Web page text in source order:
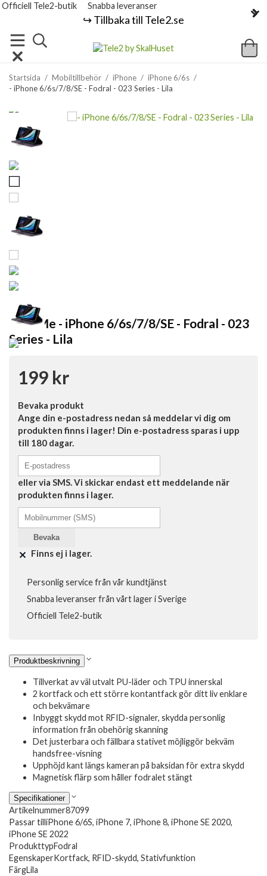
Officiell Tele2-butik Snabba leveranser
↪️ Tillbaka till Tele2.se
Startsida / Mobiltillbehör / iPhone / iPhone 6/6s /
- iPhone 6/6s/7/8/SE - Fodral - 023 Series - Lila
Next
CaseMe - iPhone 6/6s/7/8/SE - Fodral - 023
Series - Lila
199 kr
Bevaka produkt
Ange din e-postadress nedan så meddelar vi dig om
produkten finns i lager! Din e-postadress sparas i upp
till 180 dagar.
eller via SMS. Vi skickar endast ett meddelande när
produkten finns i lager.
Bevaka
Finns ej i lager.
Personlig service från vår kundtjänst
Snabba leveranser från vårt lager i Sverige
Officiell Tele2-butik
Produktbeskrivning
Tillverkat av väl utvalt PU-läder och TPU innerskal
2 kortfack och ett större kontantfack gör ditt liv enklare
och bekvämare
Inbyggt skydd mot RFID-signaler, skydda personlig
information från obehörig skanning
Det justerbara och fällbara stativet möjliggör bekväm
handsfree-visning
Upphöjd kant längs kameran på baksidan för extra skydd
Magnetisk flärp som håller fodralet stängt
Specifikationer
Artikelnummer87099
Passar tilliPhone 6/6S, iPhone 7, iPhone 8, iPhone SE 2020,
iPhone SE 2022
ProdukttypFodral
EgenskaperKortfack, RFID-skydd, Stativfunktion
FärgLila